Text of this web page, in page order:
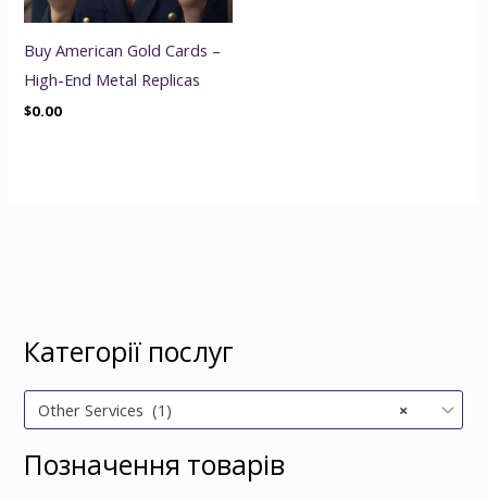
Buy American Gold Cards –
High-End Metal Replicas
$0.00
Категорії послуг
×
Other Services (1)
Позначення товарів